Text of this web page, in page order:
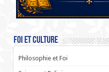
Foi et Culture
Philosophie et Foi